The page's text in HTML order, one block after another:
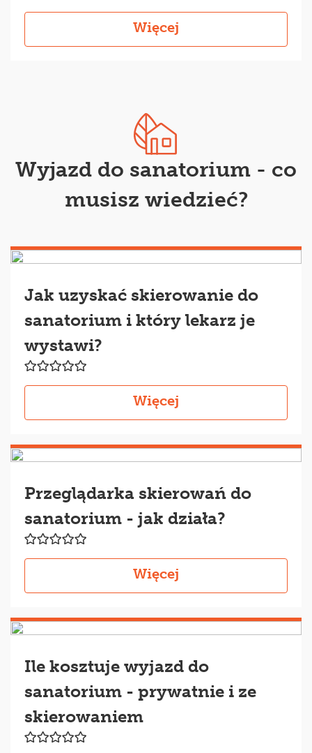
Więcej
Wyjazd do sanatorium - co
musisz wiedzieć?
Jak uzyskać skierowanie do
sanatorium i który lekarz je
wystawi?
Więcej
Przeglądarka skierowań do
sanatorium - jak działa?
Więcej
Ile kosztuje wyjazd do
sanatorium - prywatnie i ze
skierowaniem